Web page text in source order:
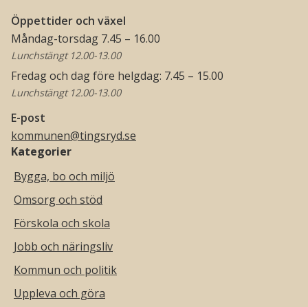
Öppettider och växel
Måndag-torsdag 7.45 – 16.00
Lunchstängt 12.00-13.00
Fredag och dag före helgdag: 7.45 – 15.00
Lunchstängt 12.00-13.00
E-post
kommunen@tingsryd.se
Kategorier
Bygga, bo och miljö
Omsorg och stöd
Förskola och skola
Jobb och näringsliv
Kommun och politik
Uppleva och göra